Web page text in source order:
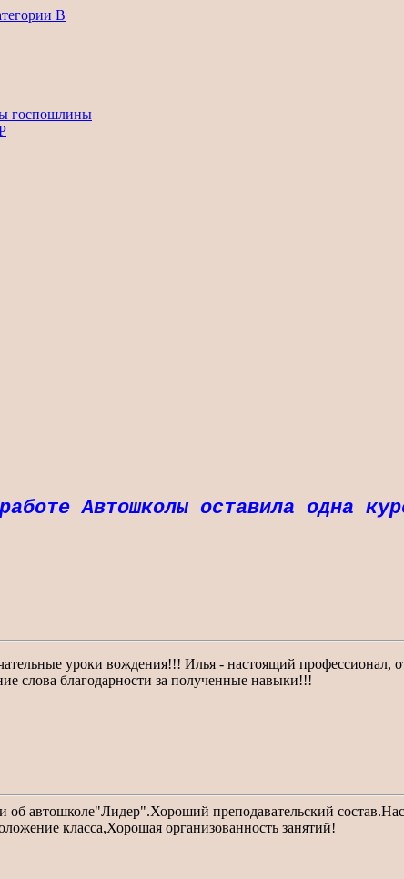
госпошлины
Автошколы оставила одна
уроки вождения!!! Илья - настоящий профессионал,
слова благодарности за полученные навыки!!!
об автошколе"Лидер".Хороший преподавательский
класса,Хорошая организованность занятий!